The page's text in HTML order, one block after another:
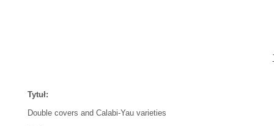
Tytuł:
Double covers and Calabi-Yau varieties